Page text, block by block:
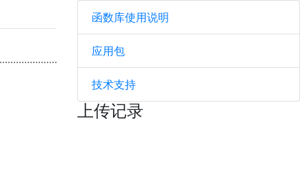
函数库使用说明
应用包
技术支持
上传记录